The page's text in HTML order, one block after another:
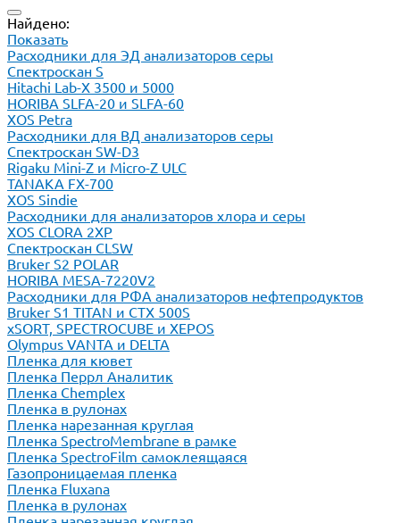
Найдено:
Показать
Расходники для ЭД анализаторов серы
Спектроскан S
Hitachi Lab-X 3500 и 5000
HORIBA SLFA-20 и SLFA-60
XOS Petra
Расходники для ВД анализаторов серы
Спектроскан SW-D3
Rigaku Mini-Z и Micro-Z ULC
TANAKA FX-700
XOS Sindie
Расходники для анализаторов хлора и серы
XOS CLORA 2XP
Спектроскан CLSW
Bruker S2 POLAR
HORIBA MESA-7220V2
Расходники для РФА анализаторов нефтепродуктов
Bruker S1 TITAN и CTX 500S
xSORT, SPECTROCUBE и XEPOS
Olympus VANTA и DELTA
Пленка для кювет
Пленка Перрл Аналитик
Пленка Chemplex
Пленка в рулонах
Пленка нарезанная круглая
Пленка SpectroMembrane в рамке
Пленка SpectroFilm самоклеящаяся
Газопроницаемая пленка
Пленка Fluxana
Пленка в рулонах